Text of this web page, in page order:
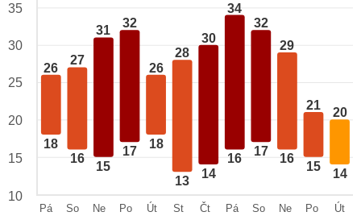
26
18
27
16
31
15
32
17
26
18
28
13
30
14
34
16
32
17
29
16
21
15
20
14
35
30
25
20
15
10
Pá
So
Ne
Po
Út
St
Čt
Pá
So
Ne
Po
Út